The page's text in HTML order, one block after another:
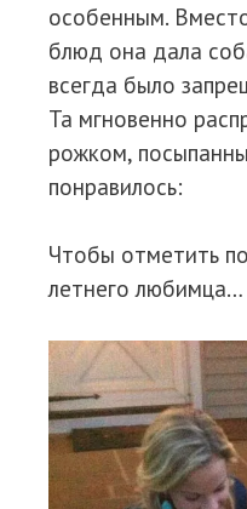
особенным.
блюд она дала
всегда было
Та мгновенно
рожком,
понравилось:
Чтобы отметить
летнего любимца…